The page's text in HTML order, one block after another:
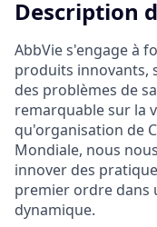
Description
AbbVie s'engage à
produits innovants,
des problèmes de
remarquable sur la
qu'organisation de
Mondiale, nous
innover des
premier ordre dans
dynamique.